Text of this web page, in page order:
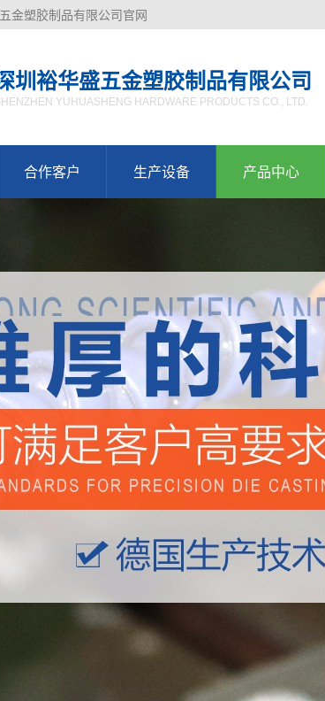
金塑胶制品有限公司官网
圳裕华盛五金塑胶制品有限公司
YUHUASHENG HARDWARE PRODUCTS CO., LTD.
合作客户 生产设备 产品中心